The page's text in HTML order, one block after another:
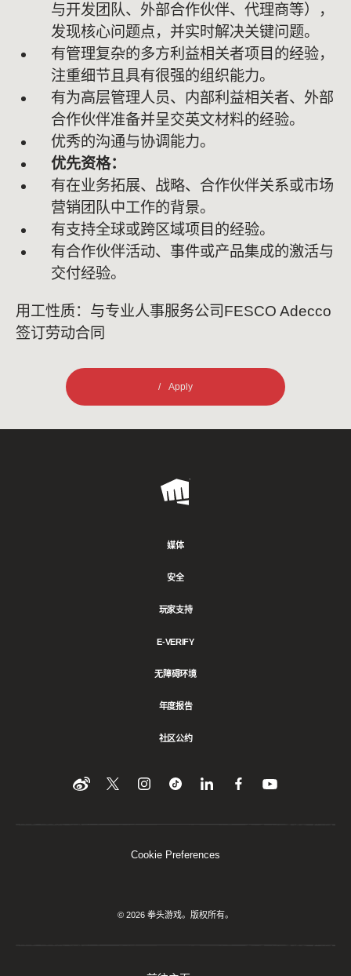
与开发团队、外部合作伙伴、代理商等），
发现核心问题点，并实时解决关键问题。
有管理复杂的多方利益相关者项目的经验，
注重细节且具有很强的组织能力。
有为高层管理人员、内部利益相关者、外部
合作伙伴准备并呈交英文材料的经验。
优秀的沟通与协调能力。
优先资格：
有在业务拓展、战略、合作伙伴关系或市场
营销团队中工作的背景。
有支持全球或跨区域项目的经验。
有合作伙伴活动、事件或产品集成的激活与
交付经验。
用工性质：与专业人事服务公司FESCO Adecco
签订劳动合同
Apply
Riot
媒体
安全
玩家支持
E-VERIFY
无障碍环境
年度报告
社区公约
Find
Weibo
在
Follow
Follow
在
该
在
在
看
Cookie Preferences
© 2026 拳头游戏。版权所有。